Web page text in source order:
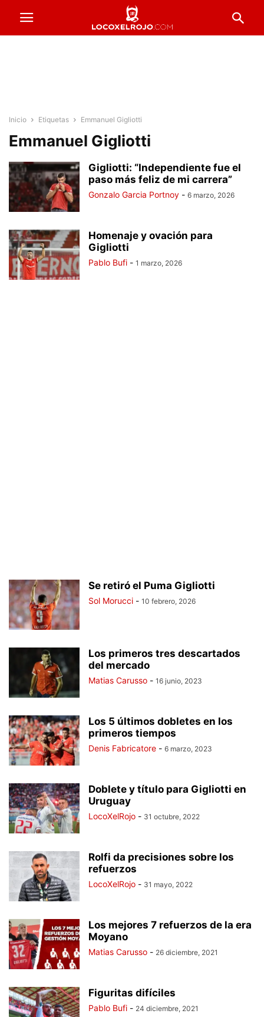
Inicio Etiquetas Emmanuel Gigliotti
Emmanuel Gigliotti
Gigliotti: “Independiente fue el
paso más feliz de mi carrera”
Gonzalo Garcia Portnoy - 6 marzo, 2026
Homenaje y ovación para
Gigliotti
Pablo Bufi - 1 marzo, 2026
Se retiró el Puma Gigliotti
Sol Morucci - 10 febrero, 2026
Los primeros tres descartados
del mercado
Matias Carusso - 16 junio, 2023
Los 5 últimos dobletes en los
primeros tiempos
Denis Fabricatore - 6 marzo, 2023
Doblete y título para Gigliotti en
Uruguay
LocoXelRojo - 31 octubre, 2022
Rolfi da precisiones sobre los
refuerzos
LocoXelRojo - 31 mayo, 2022
Los mejores 7 refuerzos de la era
Moyano
Matias Carusso - 26 diciembre, 2021
Figuritas difíciles
Pablo Bufi - 24 diciembre, 2021